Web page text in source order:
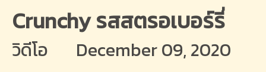
Crunchy รสสตรอเบอร์รี่
วิดีโอ December 09, 2020